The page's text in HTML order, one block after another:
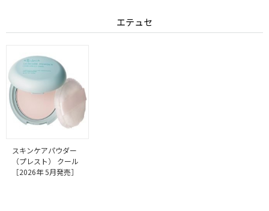
エテュセ
スキンケアパウダー
（プレスト） クール
［2026年 5月発売］